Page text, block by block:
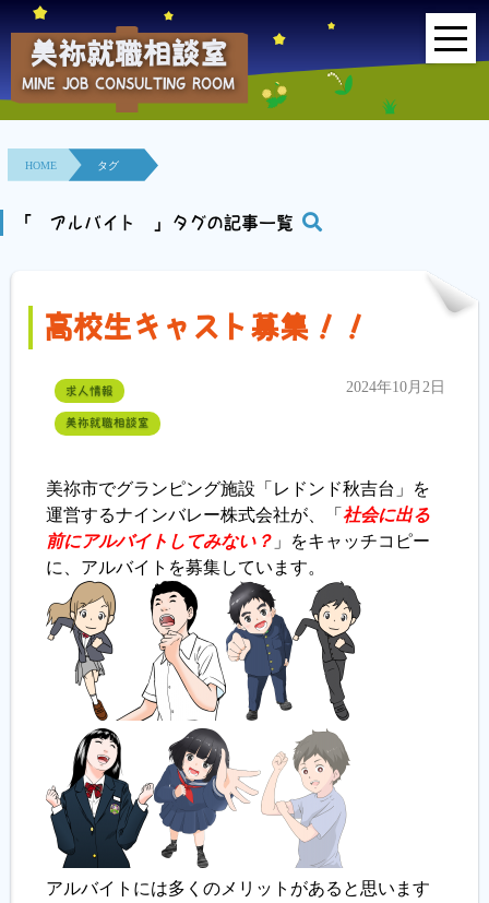
HOME
事業所紹介
就職面接会
利用者の声
地域連携事業
求人情報検索
各種セミナー
履歴書ジェネレーター
美祢就職相談室
MINE JOB CONSULTING ROOM
HOME タグ
「 アルバイト 」タグの記事一覧
高校生キャスト募集！！
求人情報
美祢就職相談室
2024年10月2日
美祢市でグランピング施設「レドンド秋吉台」を
運営するナインバレー株式会社が、「 社会に出る
前にアルバイトしてみない？ 」をキャッチコピー
に、アルバイトを募集しています。
アルバイトには多くのメリットがあると思います